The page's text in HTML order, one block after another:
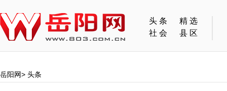
头条
精选
社会
县区
岳阳网> 头条